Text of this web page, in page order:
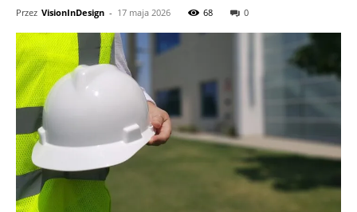
Przez VisionInDesign - 17 maja 2026 68 0